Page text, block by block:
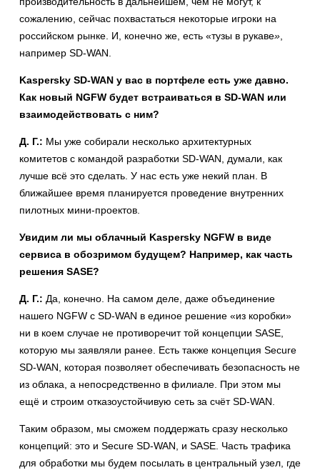
сожалению, сейчас похвастаться некоторые игроки на
российском рынке. И, конечно же, есть «тузы в рукаве»
например SD-WAN.
Kaspersky SD-WAN у вас в портфеле есть уже давно.
Как новый NGFW будет встраиваться в SD-WAN или
взаимодействовать с ним?
Д. Г.: Мы уже собирали несколько архитектурных
комитетов с командой разработки SD-WAN, думали, как
лучше всё это сделать. У нас есть уже некий план. В
ближайшее время планируется проведение внутренних
пилотных мини-проектов.
Увидим ли мы облачный Kaspersky NGFW в виде
сервиса в обозримом будущем? Например, как часть
решения SASE?
Д. Г.: Да, конечно. На самом деле, даже объединение
нашего NGFW с SD-WAN в единое решение «из коробки»
ни в коем случае не противоречит той концепции SASE,
которую мы заявляли ранее. Есть также концепция Secure
SD-WAN, которая позволяет обеспечивать безопасность не
из облака, а непосредственно в филиале. При этом мы
ещё и строим отказоустойчивую сеть за счёт SD-WAN.
Таким образом, мы сможем поддержать сразу несколько
концепций: это и Secure SD-WAN, и SASE. Часть трафика
для обработки мы будем посылать в центральный узел, где